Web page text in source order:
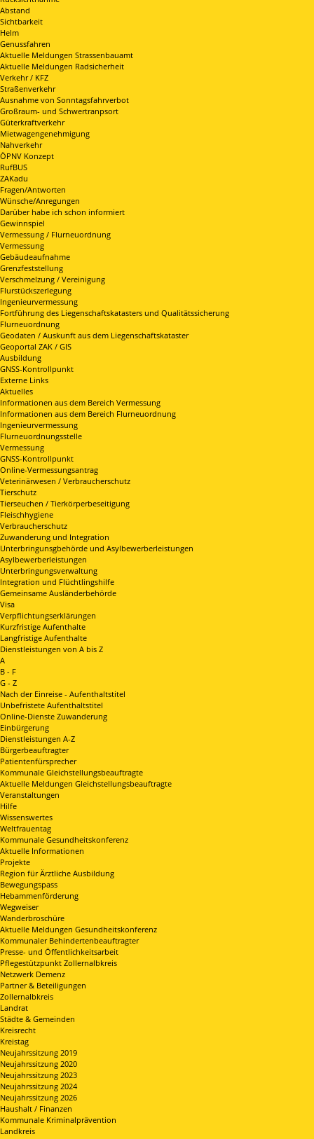
Abstand
Sichtbarkeit
Helm
Genussfahren
Aktuelle Meldungen Strassenbauamt
Aktuelle Meldungen Radsicherheit
Verkehr / KFZ
Straßenverkehr
Ausnahme von Sonntagsfahrverbot
Großraum- und Schwertranpsort
Güterkraftverkehr
Mietwagengenehmigung
Nahverkehr
ÖPNV Konzept
RufBUS
ZAKadu
Fragen/Antworten
Wünsche/Anregungen
Darüber habe ich schon informiert
Gewinnspiel
Vermessung / Flurneuordnung
Vermessung
Gebäudeaufnahme
Grenzfeststellung
Verschmelzung / Vereinigung
Flurstückszerlegung
Ingenieurvermessung
Fortführung des Liegenschaftskatasters und Qualitätssicherung
Flurneuordnung
Geodaten / Auskunft aus dem Liegenschaftskataster
Geoportal ZAK / GIS
Ausbildung
GNSS-Kontrollpunkt
Externe Links
Aktuelles
Informationen aus dem Bereich Vermessung
Informationen aus dem Bereich Flurneuordnung
Ingenieurvermessung
Flurneuordnungsstelle
Vermessung
GNSS-Kontrollpunkt
Online-Vermessungsantrag
Veterinärwesen / Verbraucherschutz
Tierschutz
Tierseuchen / Tierkörperbeseitigung
Fleischhygiene
Verbraucherschutz
Zuwanderung und Integration
Unterbringunsgbehörde und Asylbewerberleistungen
Asylbewerberleistungen
Unterbringungsverwaltung
Integration und Flüchtlingshilfe
Gemeinsame Ausländerbehörde
Visa
Verpflichtungserklärungen
Kurzfristige Aufenthalte
Langfristige Aufenthalte
Dienstleistungen von A bis Z
A
B - F
G - Z
Nach der Einreise - Aufenthaltstitel
Unbefristete Aufenthaltstitel
Online-Dienste Zuwanderung
Einbürgerung
Dienstleistungen A-Z
Bürgerbeauftragter
Patientenfürsprecher
Kommunale Gleichstellungsbeauftragte
Aktuelle Meldungen Gleichstellungsbeauftragte
Veranstaltungen
Hilfe
Wissenswertes
Weltfrauentag
Kommunale Gesundheitskonferenz
Aktuelle Informationen
Projekte
Region für Ärztliche Ausbildung
Bewegungspass
Hebammenförderung
Wegweiser
Wanderbroschüre
Aktuelle Meldungen Gesundheitskonferenz
Kommunaler Behindertenbeauftragter
Presse- und Öffentlichkeitsarbeit
Pflegestützpunkt Zollernalbkreis
Netzwerk Demenz
Partner & Beteiligungen
Zollernalbkreis
Landrat
Städte & Gemeinden
Kreisrecht
Kreistag
Neujahrssitzung 2019
Neujahrssitzung 2020
Neujahrssitzung 2023
Neujahrssitzung 2024
Neujahrssitzung 2026
Haushalt / Finanzen
Kommunale Kriminalprävention
Landkreis